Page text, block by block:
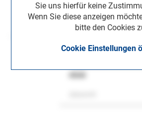
Sie uns hierfür keine
Wenn Sie diese anzeigen
bitte den Cookies
Cookie Einstellungen